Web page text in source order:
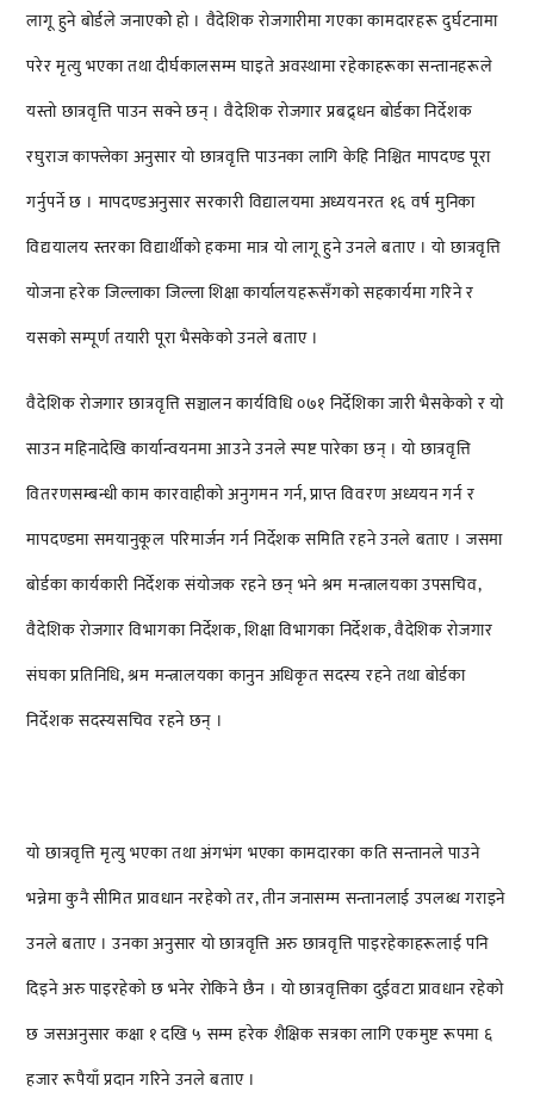
लागू हुने बोर्डले जनाएकोे हो । वैदेशिक रोजगारीमा गएका कामदारहरू दुर्घटनामा
परेर मृत्यु भएका तथा दीर्घकालसम्म घाइते अवस्थामा रहेकाहरूका सन्तानहरूले
यस्तो छात्रवृत्ति पाउन सक्ने छन् । वैदेशिक रोजगार प्रबद्र्धन बोर्डका निर्देशक
रघुराज काफ्लेका अनुसार यो छात्रवृत्ति पाउनका लागि केहि निश्चित मापदण्ड पूरा
गर्नुपर्ने छ । मापदण्डअनुसार सरकारी विद्यालयमा अध्ययनरत १६ वर्ष मुनिका
विद्ययालय स्तरका विद्यार्थीको हकमा मात्र यो लागू हुने उनले बताए । यो छात्रवृत्ति
योजना हरेक जिल्लाका जिल्ला शिक्षा कार्यालयहरूसँगको सहकार्यमा गरिने र
यसको सम्पूर्ण तयारी पूरा भैसकेको उनले बताए ।
वैदेशिक रोजगार छात्रवृत्ति सञ्चालन कार्यविधि ०७१ निर्देशिका जारी भैसकेको र यो
साउन महिनादेखि कार्यान्वयनमा आउने उनले स्पष्ट पारेका छन् । यो छात्रवृत्ति
वितरणसम्बन्धी काम कारवाहीको अनुगमन गर्न, प्राप्त विवरण अध्ययन गर्न र
मापदण्डमा समयानुकूल परिमार्जन गर्न निर्देशक समिति रहने उनले बताए । जसमा
बोर्डका कार्यकारी निर्देशक संयोजक रहने छन् भने श्रम मन्त्रालयका उपसचिव,
वैदेशिक रोजगार विभागका निर्देशक, शिक्षा विभागका निर्देशक, वैदेशिक रोजगार
संघका प्रतिनिधि, श्रम मन्त्रालयका कानुन अधिकृत सदस्य रहने तथा बोर्डका
निर्देशक सदस्यसचिव रहने छन् ।
यो छात्रवृत्ति मृत्यु भएका तथा अंगभंग भएका कामदारका कति सन्तानले पाउने
भन्नेमा कुनै सीमित प्रावधान नरहेको तर, तीन जनासम्म सन्तानलाई उपलब्ध गराइने
उनले बताए । उनका अनुसार यो छात्रवृत्ति अरु छात्रवृत्ति पाइरहेकाहरूलाई पनि
दिइने अरु पाइरहेको छ भनेर रोकिने छैन । यो छात्रवृत्तिका दुईवटा प्रावधान रहेको
छ जसअनुसार कक्षा १ दखि ५ सम्म हरेक शैक्षिक सत्रका लागि एकमुष्ट रूपमा ६
हजार रूपैयाँ प्रदान गरिने उनले बताए ।